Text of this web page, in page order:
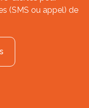
(SMS ou appel) de